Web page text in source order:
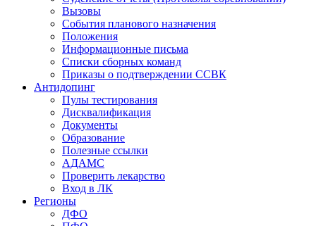
Вызовы
События планового назначения
Положения
Информационные письма
Списки сборных команд
Приказы о подтверждении ССВК
Антидопинг
Пулы тестирования
Дисквалификация
Документы
Образование
Полезные ссылки
АДАМС
Проверить лекарство
Вход в ЛК
Регионы
ДФО